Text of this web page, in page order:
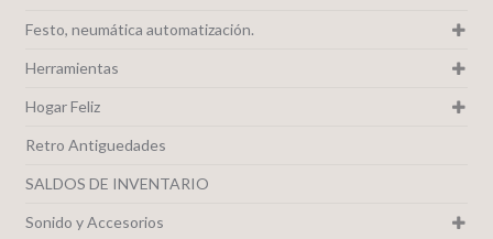
Festo, neumática automatización.
Herramientas
Hogar Feliz
Retro Antiguedades
SALDOS DE INVENTARIO
Sonido y Accesorios